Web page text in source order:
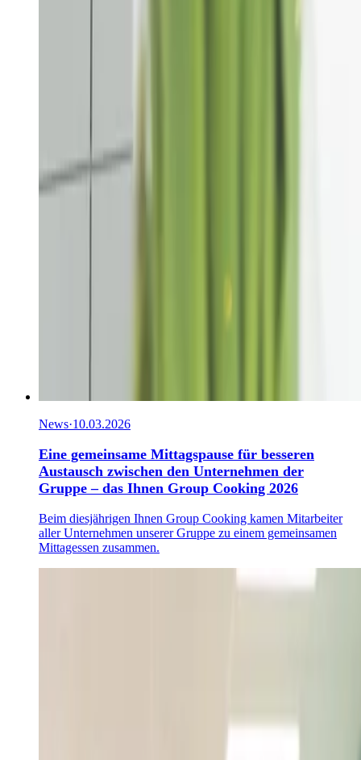
News·10.03.2026
Eine gemeinsame Mittagspause für besseren
Austausch zwischen den Unternehmen der
Gruppe – das Ihnen Group Cooking 2026
Beim diesjährigen Ihnen Group Cooking kamen Mitarbeiter
aller Unternehmen unserer Gruppe zu einem gemeinsamen
Mittagessen zusammen.